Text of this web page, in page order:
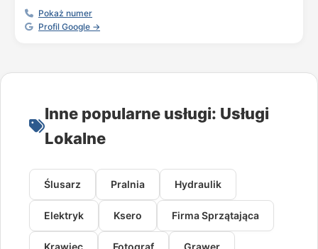
Pokaż numer
Profil Google →
Inne popularne usługi: Usługi
Lokalne
Ślusarz Pralnia Hydraulik
Elektryk Ksero Firma Sprzątająca
Krawiec Fotograf Grawer